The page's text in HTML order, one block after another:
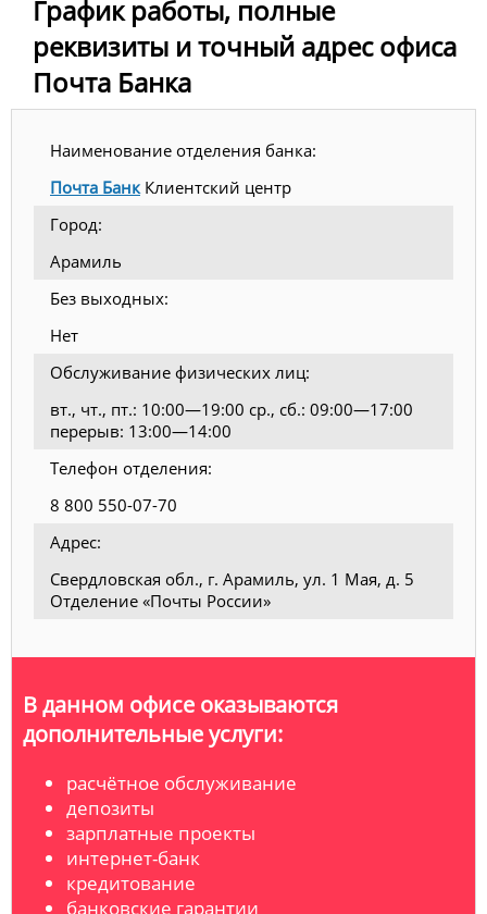
График работы, полные
реквизиты и точный адрес офиса
Почта Банка
Наименование отделения банка:
Почта БанкКлиентский центр
Город:
Арамиль
Без выходных:
Нет
Обслуживание физических лиц:
вт., чт., пт.: 10:00—19:00 ср., сб.: 09:00—17:00
перерыв: 13:00—14:00
Телефон отделения:
8 800 550-07-70
Адрес:
Свердловская обл., г. Арамиль, ул. 1 Мая, д. 5
Отделение «Почты России»
В данном офисе оказываются
дополнительные услуги:
расчётное обслуживание
депозиты
зарплатные проекты
интернет-банк
кредитование
банковские гарантии